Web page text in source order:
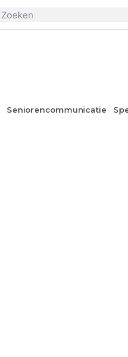
Seniorencommunicatie